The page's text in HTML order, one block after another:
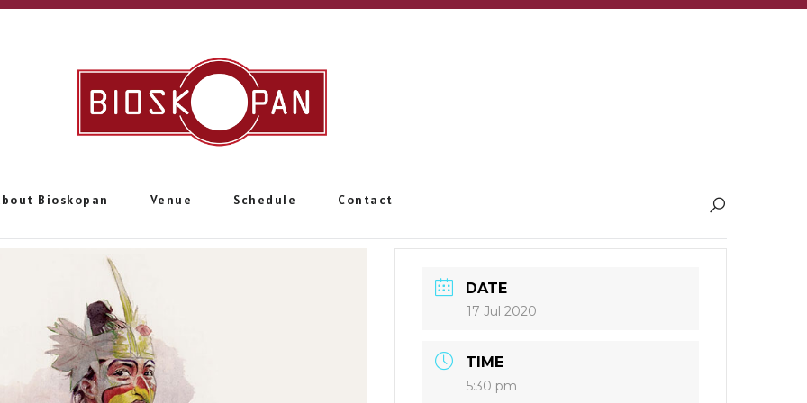
Bioskopan Venue Schedule Contact
DATE
17 Jul 2020
TIME
5:30 pm